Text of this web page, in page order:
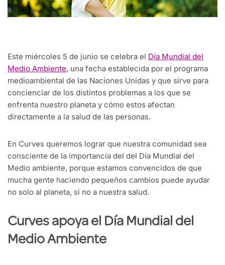
Este miércoles 5 de junio se celebra el Día Mundial del
Medio Ambiente, una fecha establecida por el programa
medioambiental de las Naciones Unidas y que sirve para
concienciar de los distintos problemas a los que se
enfrenta nuestro planeta y cómo estos afectan
directamente a la salud de las personas.
En Curves queremos lograr que nuestra comunidad sea
consciente de la importancia del del Día Mundial del
Medio ambiente, porque estamos convencidos de que
mucha gente haciendo pequeños cambios puede ayudar
no solo al planeta, si no a nuestra salud.
Curves apoya el Día Mundial del
Medio Ambiente